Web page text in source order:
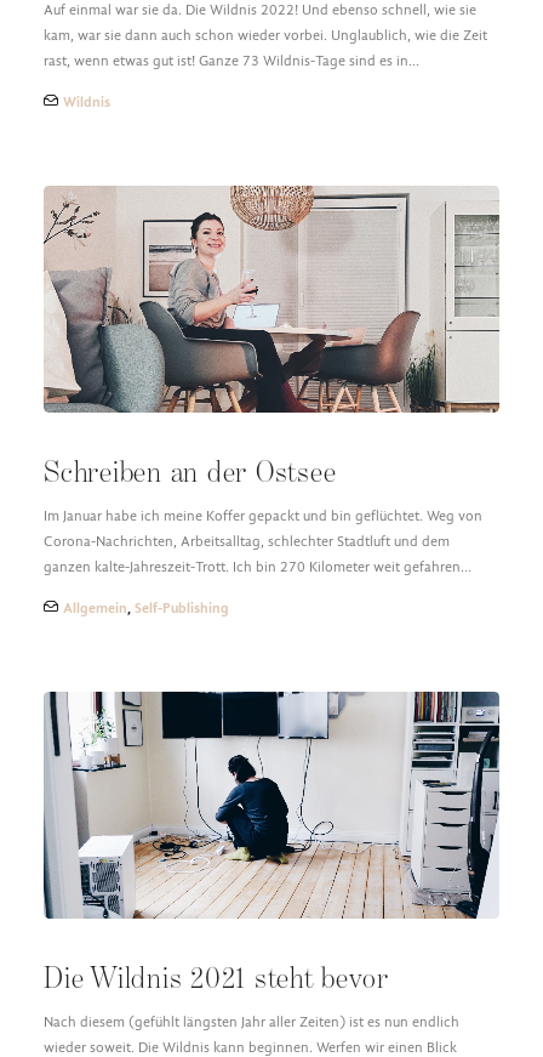
Auf einmal war sie da. Die Wildnis 2022! Und ebenso schnell, wie sie
kam, war sie dann auch schon wieder vorbei. Unglaublich, wie die Zeit
rast, wenn etwas gut ist! Ganze 73 Wildnis-Tage sind es in…
Wildnis
Schreiben an der Ostsee
Im Januar habe ich meine Koffer gepackt und bin geflüchtet. Weg von
Corona-Nachrichten, Arbeitsalltag, schlechter Stadtluft und dem
ganzen kalte-Jahreszeit-Trott. Ich bin 270 Kilometer weit gefahren…
Allgemein, Self-Publishing
Die Wildnis 2021 steht bevor
Nach diesem (gefühlt längsten Jahr aller Zeiten) ist es nun endlich
wieder soweit. Die Wildnis kann beginnen. Werfen wir einen Blick